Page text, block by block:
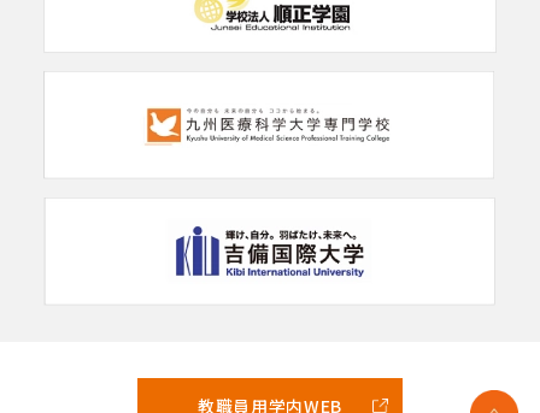
教職員用学内WEB